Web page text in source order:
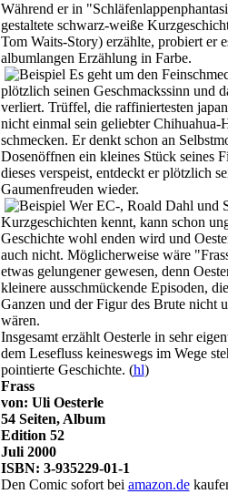
Während er in
gestaltete schwarz-weiße
Tom Waits-Story) erzählte, probiert er
albumlangen Erzählung in Farbe.
Es geht um den
plötzlich seinen Geschmackssinn und
verliert. Trüffel, die raffiniertesten
nicht einmal sein geliebter
schmecken. Er denkt schon an
Dosenöffnen ein kleines Stück seines
dieses verspeist, entdeckt er plötzlich
Gaumenfreuden wieder.
Wer EC-, Roald Dahl und
Kurzgeschichten kennt, kann schon
Geschichte wohl enden wird und
auch nicht. Möglicherweise wäre
etwas gelungener gewesen, denn
kleinere ausschmückende Episoden,
Ganzen und der Figur des Brute nicht
wären.
Insgesamt erzählt Oesterle in sehr
dem Lesefluss keineswegs im Wege
pointierte Geschichte. (hl)
Frass
von: Uli Oesterle
54 Seiten, Album
Edition 52
Juli 2000
ISBN: 3-935229-01-1
Den Comic sofort bei amazon.de